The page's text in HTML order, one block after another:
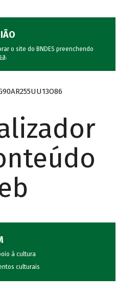
o site do BNDES preenchendo
.
à cultura
culturais